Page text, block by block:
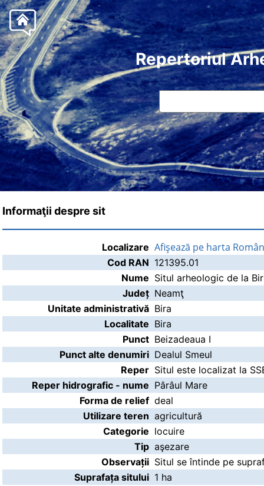
Repertoriul
Informaţii despre sit
Localizare Afişează pe harta
Cod RAN 121395.01
Nume Situl arheologic de la
Județ Neamţ
Unitate administrativă Bira
Localitate Bira
Punct Beizadeaua I
Punct alte denumiri Dealul Smeul
Reper Situl este localizat la
Reper hidrografic - nume Pârâul Mare
Forma de relief deal
Utilizare teren agricultură
Categorie locuire
Tip aşezare
Observații Situl se întinde pe
Suprafața sitului 1 ha